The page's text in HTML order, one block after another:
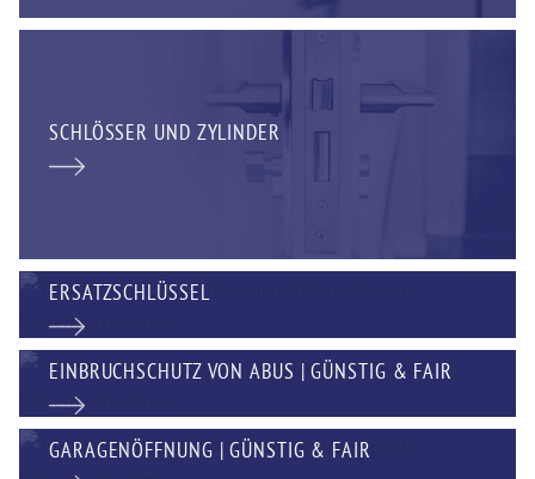
SCHLÖSSER UND ZYLINDER
ERSATZSCHLÜSSEL
EINBRUCHSCHUTZ VON ABUS | GÜNSTIG & FAIR
GARAGENÖFFNUNG | GÜNSTIG & FAIR